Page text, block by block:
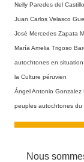
Nelly Paredes del
Juan Carlos Velasco
José Mercedes Zapata
María Amelia Trigoso
autochtones en
la Culture péruvien
Ángel Antonio Gonzalez
peuples autochtones du
Nous